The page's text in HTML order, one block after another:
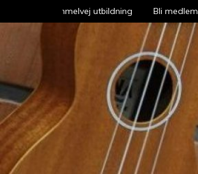
to
Vimmelvej utbildning Bli medlem!